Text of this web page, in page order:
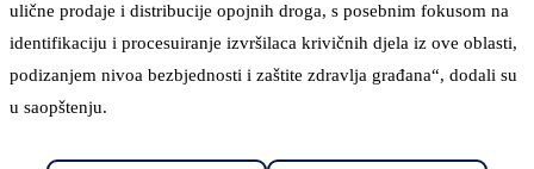
ulične prodaje i distribucije opojnih droga, s posebnim fokusom na
identifikaciju i procesuiranje izvršilaca krivičnih djela iz ove oblasti,
podizanjem nivoa bezbjednosti i zaštite zdravlja građana“, dodali su
u saopštenju.